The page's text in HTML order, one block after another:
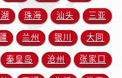
云南省丽江市古城区七星街售后服务中心（需提前预约）
云南省临沧市临翔区世纪路售后服务中心（需提前预约）
云南省怒江傈僳族自治州泸水市人民路售后服务中心（需提前预约）
云南省普洱市思茅区振兴大道售后服务中心（需提前预约）
珠海 汕头 三亚
兰州 银川 大同
秦皇岛 沧州 张家口